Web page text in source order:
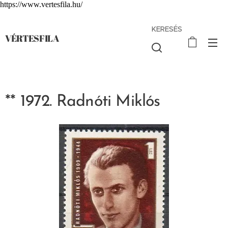
https://www.vertesfila.hu/
VÉRTESFILA
KERESÉS
** 1972. Radnóti Miklós